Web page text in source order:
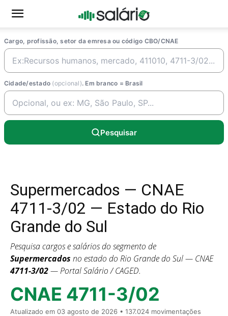
Cargo, profissão, setor da emresa ou código CBO/CNAE
Cidade/estado (opcional). Em branco = Brasil
Pesquisar
Supermercados — CNAE
4711-3/02 — Estado do Rio
Grande do Sul
Pesquisa cargos e salários do segmento de
Supermercados no estado do Rio Grande do Sul — CNAE
4711-3/02— Portal Salário / CAGED.
CNAE 4711-3/02
Atualizado em 03 agosto de 2026 • 137.024 movimentações